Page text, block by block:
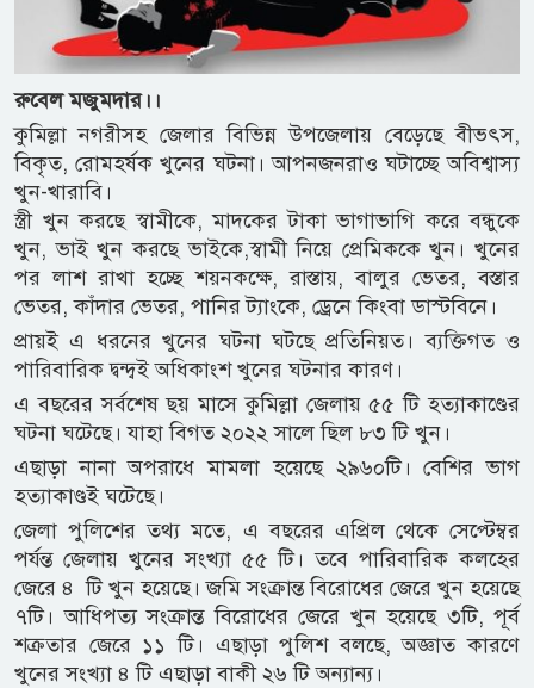
রুবেলমজুমদার।।
কুমিল্লা নগরীসহ জেলার বিভিন্ন উপজেলায় বেড়েছে বীভৎস,
বিকৃত, রোমহর্ষক খুনের ঘটনা। আপনজনরাও ঘটাচ্ছে অবিশ্বাস্য
খুন-খারাবি।
স্ত্রী খুন করছে স্বামীকে, মাদকের টাকা ভাগাভাগি করে বন্ধুকে
খুন, ভাই খুন করছে ভাইকে,স্বামী নিয়ে প্রেমিককে খুন। খুনের
পর লাশ রাখা হচ্ছে শয়নকক্ষে, রাস্তায়, বালুর ভেতর, বস্তার
ভেতর, কাঁদার ভেতর, পানির ট্যাংকে, ড্রেনে কিংবা ডাস্টবিনে।
প্রায়ই এ ধরনের খুনের ঘটনা ঘটছে প্রতিনিয়ত। ব্যক্তিগত ও
পারিবারিক দ্বন্দ্বই অধিকাংশ খুনের ঘটনার কারণ।
এ বছরের সর্বশেষ ছয় মাসে কুমিল্লা জেলায় ৫৫ টি হত্যাকাণ্ডের
ঘটনা ঘটেছে। যাহা বিগত ২০২২ সালে ছিল ৮৩ টি খুন।
এছাড়া নানা অপরাধে মামলা হয়েছে ২৯৬০টি। বেশির ভাগ
হত্যাকাণ্ডই ঘটেছে।
জেলা পুলিশের তথ্য মতে, এ বছরের এপ্রিল থেকে সেপ্টেম্বর
পর্যন্ত জেলায় খুনের সংখ্যা ৫৫ টি। তবে পারিবারিক কলহের
জেরে ৪ টি খুন হয়েছে। জমি সংক্রান্ত বিরোধের জেরে খুন হয়েছে
৭টি। আধিপত্য সংক্রান্ত বিরোধের জেরে খুন হয়েছে ৩টি, পূর্ব
শক্রতার জেরে ১১ টি। এছাড়া পুলিশ বলছে, অজ্ঞাত কারণে
খুনের সংখ্যা ৪ টি এছাড়া বাকী ২৬ টি অন্যান্য।